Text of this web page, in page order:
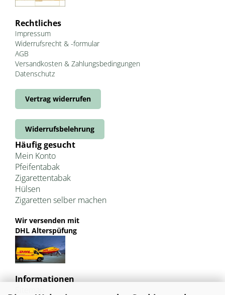
Rechtliches
Impressum
Widerrufsrecht & -formular
AGB
Versandkosten & Zahlungsbedingungen
Datenschutz
Vertrag widerrufen
Widerrufsbelehrung
Häufig gesucht
Mein Konto
Pfeifentabak
Zigarettentabak
Hülsen
Zigaretten selber machen
Wir versenden mit
DHL Alterspüfung
Informationen